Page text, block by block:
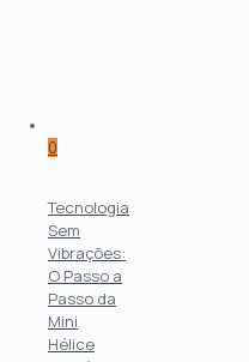
0
Tecnologia
Sem
Vibrações:
O Passo a
Passo da
Mini
Hélice